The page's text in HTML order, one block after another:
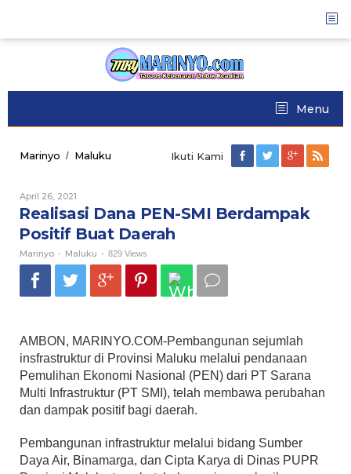
content
Menu
Marinyo / Maluku
Berdampak
Positif
Buat
Daerah
Ikuti Kami
April 26, 2021
Marinyo
Realisasi Dana PEN-SMI Berdampak
Positif Buat Daerah
Marinyo - Maluku - 829 Views
AMBON, MARINYO.COM-Pembangunan sejumlah
insfrastruktur di Provinsi Maluku melalui pendanaan
Pemulihan Ekonomi Nasional (PEN) dari PT Sarana
Multi Infrastruktur (PT SMI), telah membawa perubahan
dan dampak positif bagi daerah.
Pembangunan infrastruktur melalui bidang Sumber
Daya Air, Binamarga, dan Cipta Karya di Dinas PUPR